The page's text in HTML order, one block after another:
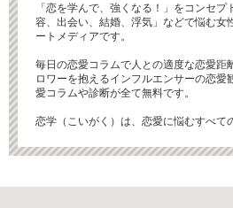
「恋を学んで、強くなる！」をコンセ
容、出会い、結婚、浮気」などで悩む女
ートメディアです。
毎日の恋愛コラムで人との適度な恋愛距
ロワーを抱えるインフルエンサーの恋愛
愛コラムや診断が全て無料です。
恋学（こいがく）は、恋愛に悩むすべて